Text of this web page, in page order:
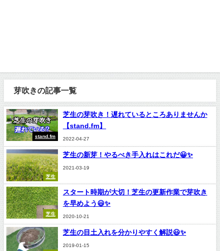
芽吹きの記事一覧
stand.fm
芝生の芽吹き！遅れているところありませんか
【stand.fm】
2022-04-27
芝生
芝生の新芽！やるべき手入れはこれだ😀✨
2021-03-19
芝生
スタート時期が大切！芝生の更新作業で芽吹き
を早めよう😃✨
2020-10-21
芝生の目土入れを分かりやすく解説😃✨
2019-01-15